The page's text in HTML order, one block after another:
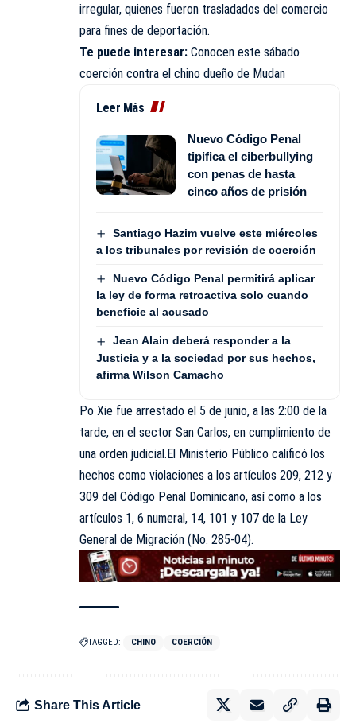
irregular, quienes fueron trasladados del comercio
para fines de deportación.
Te puede interesar: Conocen este sábado
coerción contra el chino dueño de Mudan
Leer Más
Nuevo Código Penal
tipifica el ciberbullying
con penas de hasta
cinco años de prisión
Santiago Hazim vuelve este miércoles
a los tribunales por revisión de coerción
Nuevo Código Penal permitirá aplicar
la ley de forma retroactiva solo cuando
beneficie al acusado
Jean Alain deberá responder a la
Justicia y a la sociedad por sus hechos,
afirma Wilson Camacho
Po Xie fue arrestado el 5 de junio, a las 2:00 de la
tarde, en el sector San Carlos, en cumplimiento de
una orden judicial.El Ministerio Público calificó los
hechos como violaciones a los artículos 209, 212 y
309 del Código Penal Dominicano, así como a los
artículos 1, 6 numeral, 14, 101 y 107 de la Ley
General de Migración (No. 285-04).
TAGGED: CHINO COERCIÓN
Share This Article